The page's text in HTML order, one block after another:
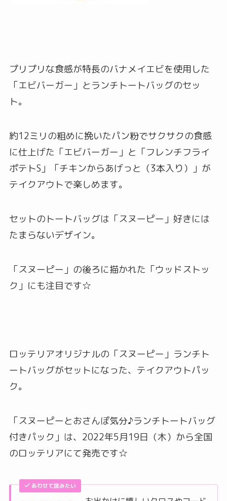
プリプリな食感が特長のバナメイエビを使用した
「エビバーガー」とランチトートバッグのセッ
ト。
約12ミリの粗めに挽いたパン粉でサクサクの食感
に仕上げた「エビバーガー」と「フレンチフライ
ポテトS」「チキンからあげっと（3本入り）」が
テイクアウトで楽しめます。
セットのトートバッグは「スヌーピー」好きには
たまらないデザイン。
「スヌーピー」の後ろに描かれた「ウッドストッ
ク」にも注目です☆
ロッテリアオリジナルの「スヌーピー」ランチト
ートバッグがセットになった、テイクアウトパッ
ク。
「スヌーピーとおさんぽ気分♪ランチトートバッグ
付きパック」は、2022年5月19日（木）から全国
のロッテリアにて発売です☆
あわせて読みたい